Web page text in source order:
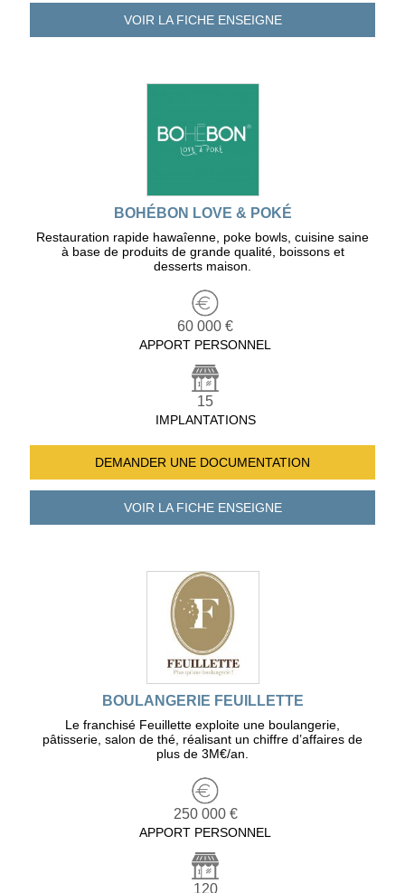
VOIR LA FICHEENSEIGNE
BOHÉBON LOVE & POKÉ
Restauration rapide hawaîenne, poke bowls, cuisine saine
à base de produits de grande qualité, boissons et
desserts maison.
60 000 €
APPORT PERSONNEL
15
IMPLANTATIONS
DEMANDER UNE DOCUMENTATION
VOIR LA FICHEENSEIGNE
BOULANGERIE FEUILLETTE
Le franchisé Feuillette exploite une boulangerie,
pâtisserie, salon de thé, réalisant un chiffre d’affaires de
plus de 3M€/an.
250 000 €
APPORT PERSONNEL
120